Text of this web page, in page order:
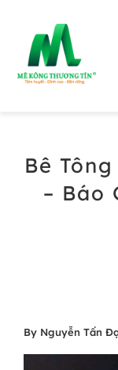
content
Giới Thiệu
Bảng Giá Bê
Bê
– Báo
By Nguyễn Tấn